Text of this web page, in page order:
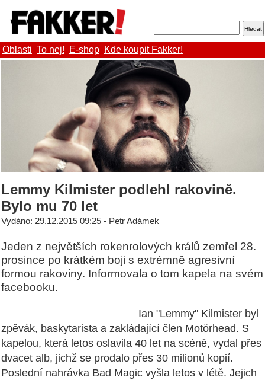
Oblasti To nej! E-shop Kde koupit Fakker!
Lemmy Kilmister podlehl rakovině.
Bylo mu 70 let
Vydáno: 29.12.2015 09:25 - Petr Adámek
Jeden z největších rokenrolových králů zemřel 28.
prosince po krátkém boji s extrémně agresivní
formou rakoviny. Informovala o tom kapela na svém
facebooku.
Ian "Lemmy" Kilmister byl
zpěvák, baskytarista a zakládající člen Motörhead. S
kapelou, která letos oslavila 40 let na scéně, vydal přes
dvacet alb, jichž se prodalo přes 30 milionů kopií.
Poslední nahrávka Bad Magic vyšla letos v létě. Jejich